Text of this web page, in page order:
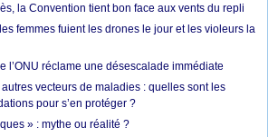
la Convention tient bon face aux vents du repli
femmes fuient les drones le jour et les violeurs la
l’ONU réclame une désescalade immédiate
vecteurs de maladies : quelles sont les
pour s’en protéger ?
» : mythe ou réalité ?